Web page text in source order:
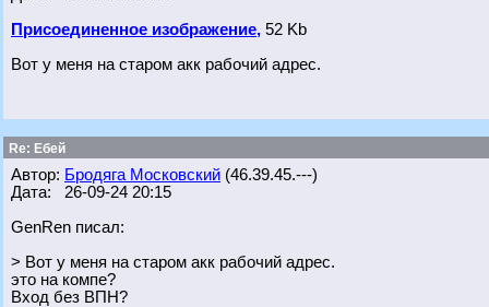
Присоединенное изображение, 52 Kb
Вот у меня на старом акк рабочий адрес.
Re: Ебей
Автор: Бродяга Московский (46.39.45.---)
Дата: 26-09-24 20:15
GenRen писал:
> Вот у меня на старом акк рабочий адрес.
это на компе?
Вход без ВПН?